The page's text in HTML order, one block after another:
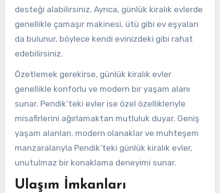
desteği alabilirsiniz. Ayrıca, günlük kiralık evlerde
genellikle çamaşır makinesi, ütü gibi ev eşyaları
da bulunur, böylece kendi evinizdeki gibi rahat
edebilirsiniz.
Özetlemek gerekirse, günlük kiralık evler
genellikle konforlu ve modern bir yaşam alanı
sunar. Pendik’teki evler ise özel özellikleriyle
misafirlerini ağırlamaktan mutluluk duyar. Geniş
yaşam alanları, modern olanaklar ve muhteşem
manzaralarıyla Pendik’teki günlük kiralık evler,
unutulmaz bir konaklama deneyimi sunar.
Ulaşım İmkanları